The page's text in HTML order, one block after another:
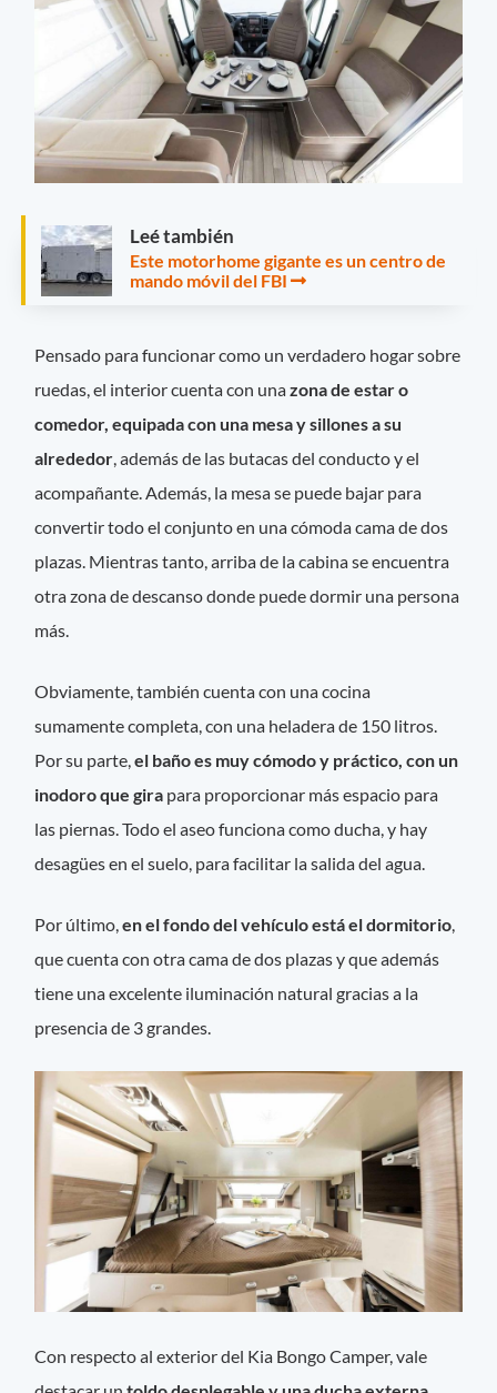
Leé también
Este motorhome gigante es un centro de
mando móvil del FBI
Pensado para funcionar como un verdadero hogar sobre
ruedas, el interior cuenta con unazona de estar o
comedor, equipada con una mesa y sillones a su
alrededor , además de las butacas del conducto y el
acompañante. Además, la mesa se puede bajar para
convertir todo el conjunto en una cómoda cama de dos
plazas. Mientras tanto, arriba de la cabina se encuentra
otra zona de descanso donde puede dormir una persona
más.
Obviamente, también cuenta con una cocina
sumamente completa, con una heladera de 150 litros.
Por su parte,el baño es muy cómodo y práctico, con un
inodoro que gira para proporcionar más espacio para
las piernas. Todo el aseo funciona como ducha, y hay
desagües en el suelo, para facilitar la salida del agua.
Por último,en el fondo del vehículo está el dormitorio,
que cuenta con otra cama de dos plazas y que además
tiene una excelente iluminación natural gracias a la
presencia de 3 grandes.
Con respecto al exterior del Kia Bongo Camper, vale